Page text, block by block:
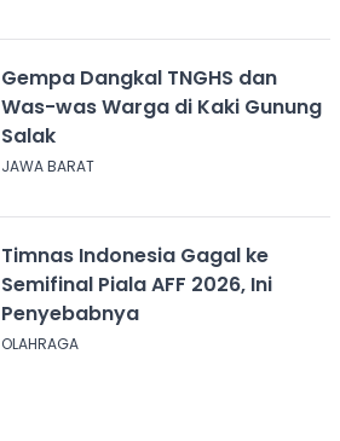
Gempa Dangkal TNGHS dan
Was-was Warga di Kaki Gunung
Salak
JAWA BARAT
Timnas Indonesia Gagal ke
Semifinal Piala AFF 2026, Ini
Penyebabnya
OLAHRAGA